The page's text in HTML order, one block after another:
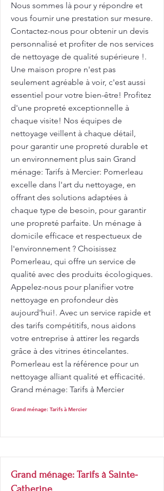
Nous sommes là pour y répondre et
vous fournir une prestation sur mesure.
Contactez-nous pour obtenir un devis
personnalisé et profiter de nos services
de nettoyage de qualité supérieure !.
Une maison propre n'est pas
seulement agréable à voir, c'est aussi
essentiel pour votre bien-être! Profitez
d'une propreté exceptionnelle à
chaque visite! Nos équipes de
nettoyage veillent à chaque détail,
pour garantir une propreté durable et
un environnement plus sain Grand
ménage: Tarifs à Mercier: Pomerleau
excelle dans l'art du nettoyage, en
offrant des solutions adaptées à
chaque type de besoin, pour garantir
une propreté parfaite. Un ménage à
domicile efficace et respectueux de
l'environnement ? Choisissez
Pomerleau, qui offre un service de
qualité avec des produits écologiques.
Appelez-nous pour planifier votre
nettoyage en profondeur dès
aujourd'hui!. Avec un service rapide et
des tarifs compétitifs, nous aidons
votre entreprise à attirer les regards
grâce à des vitrines étincelantes.
Pomerleau est la référence pour un
nettoyage alliant qualité et efficacité.
Grand ménage: Tarifs à Mercier
Grand ménage: Tarifs à Mercier
Grand ménage: Tarifs à Sainte-